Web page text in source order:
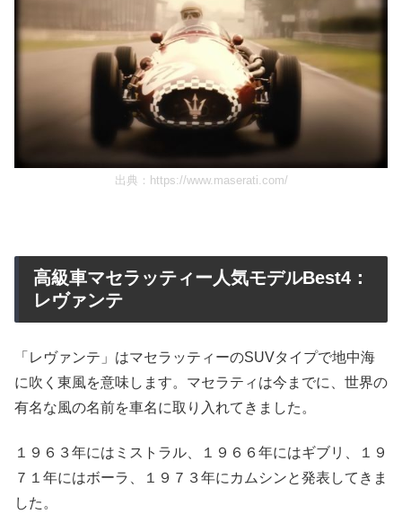
出典： https://www.maserati.com/
高級車マセラッティー人気モデルBest4：
レヴァンテ
「レヴァンテ」はマセラッティーのSUVタイプで地中海
に吹く東風を意味します。マセラティは今までに、世界の
有名な風の名前を車名に取り入れてきました。
１９６３年にはミストラル、１９６６年にはギブリ、１９
７１年にはボーラ、１９７３年にカムシンと発表してきま
した。